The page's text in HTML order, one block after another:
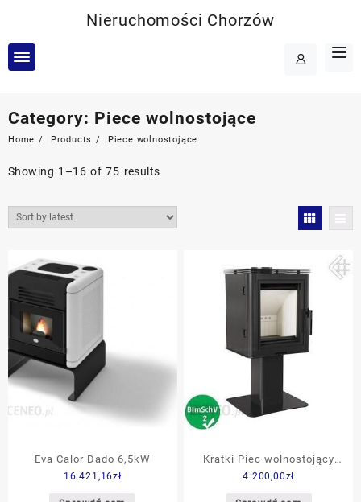
content
Nieruchomości Chorzów
Category: Piece wolnostojące
Home Products Piece wolnostojące
Showing 1–16 of 75 results
Eva Calor Dado 6,5kW
16 421,16zł
Kratki Piec wolnostojący
KOZA K5 STAL NOGA z
wylotem spalin fi 150
4 200,00zł